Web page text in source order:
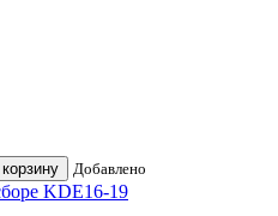
Добавлено
KDE16-19